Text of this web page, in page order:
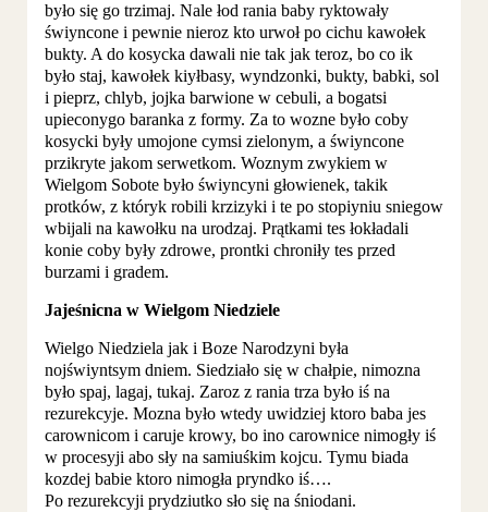
było się go trzimaj. Nale łod rania baby ryktowały
świyncone i pewnie nieroz kto urwoł po cichu kawołek
bukty. A do kosycka dawali nie tak jak teroz, bo co ik
było staj, kawołek kiyłbasy, wyndzonki, bukty, babki, sol
i pieprz, chlyb, jojka barwione w cebuli, a bogatsi
upieconygo baranka z formy. Za to wozne było coby
kosycki były umojone cymsi zielonym, a świyncone
przikryte jakom serwetkom. Woznym zwykiem w
Wielgom Sobote było świyncyni głowienek, takik
protków, z któryk robili krzizyki i te po stopiyniu sniegow
wbijali na kawołku na urodzaj. Prątkami tes łokładali
konie coby były zdrowe, prontki chroniły tes przed
burzami i gradem.
Jajeśnicna w Wielgom Niedziele
Wielgo Niedziela jak i Boze Narodzyni była
nojświyntsym dniem. Siedziało się w chałpie, nimozna
było spaj, lagaj, tukaj. Zaroz z rania trza było iś na
rezurekcyje. Mozna było wtedy uwidziej ktoro baba jes
carownicom i caruje krowy, bo ino carownice nimogły iś
w procesyji abo sły na samiuśkim kojcu. Tymu biada
kozdej babie ktoro nimogła pryndko iś….
Po rezurekcyji prydziutko sło się na śniodani.